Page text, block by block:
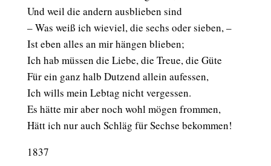
Und weil die andern ausblieben sind
– Was weiß ich wieviel, die sechs oder sieben, –
Ist eben alles an mir hängen blieben;
Ich hab müssen die Liebe, die Treue, die Güte
Für ein ganz halb Dutzend allein aufessen,
Ich wills mein Lebtag nicht vergessen.
Es hätte mir aber noch wohl mögen frommen,
Hätt ich nur auch Schläg für Sechse bekommen!
1837